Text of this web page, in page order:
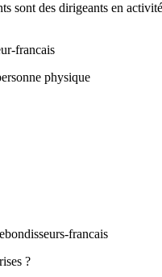
sont des dirigeants en
physique
?